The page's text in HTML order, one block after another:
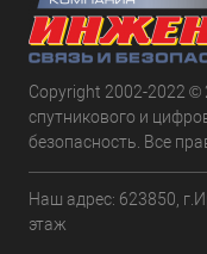
Copyright 2002-2022 ©
спутникового и
безопасность. Все
Наш адрес: 623850,
этаж